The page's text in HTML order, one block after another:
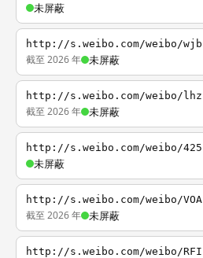
未屏蔽
http://s.weibo.com/weibo/wjb
截至 2026 年 未屏蔽
http://s.weibo.com/weibo/lhz
截至 2026 年 未屏蔽
http://s.weibo.com/weibo/425
未屏蔽
http://s.weibo.com/weibo/VOA
截至 2026 年 未屏蔽
http://s.weibo.com/weibo/RFI